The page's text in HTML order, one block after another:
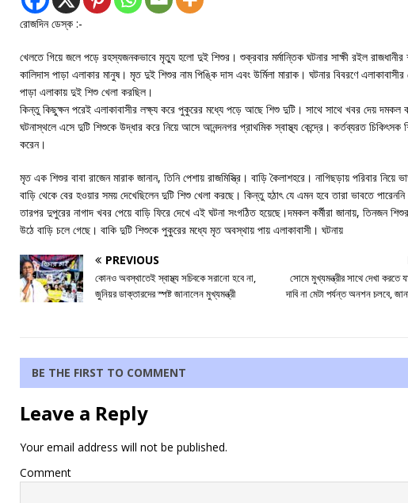
রোজদিন ডেস্ক :-
খেলতে গিয়ে জলে পড়ে রহস্যজনকভাবে মৃত্যু হলো দুই শিশুর। শুক্রবার মর্মান্তিক ঘটনার সাক্ষী রইল রাজধানীর
কালিদাস পাড়া এলাকার মানুষ। মৃত দুই শিশুর নাম পিঙ্কি দাস এবং উর্মিলা মারাক। ঘটনার বিবরণে
পাড়া এলাকায় দুই শিশু খেলা করছিল।
কিন্তু কিছুক্ষন পরেই এলাকাবাসীর লক্ষ্য করে পুকুরের মধ্যে পড়ে আছে শিশু দুটি। সাথে সাথে খবর দেয় দমকল
ঘটনাস্থলে এসে দুটি শিশুকে উদ্ধার করে নিয়ে আসে আনন্দনগর প্রাথমিক স্বাস্থ্য কেন্দ্রে। কর্তব্যরত চিকিৎসক
করেন।
মৃত এক শিশুর বাবা রাজেন মারাক জানান, তিনি পেশায় রাজমিস্ত্রি। বাড়ি কৈলাশহরে। নাগিছড়ায় পরিবার নিয়ে
বাড়ি থেকে বের হওয়ার সময় দেখেছিলেন দুটি শিশু খেলা করছে। কিন্তু হঠাৎ যে এমন হবে তারা ভাবতে
তারপর দুপুরের নাগাদ খবর পেয়ে বাড়ি ফিরে দেখে এই ঘটনা সংগঠিত হয়েছে।দমকল কর্মীরা জানায়, তিনজন
উঠে বাড়ি চলে গেছে। বাকি দুটি শিশুকে পুকুরের মধ্যে মৃত অবস্থায় পায় এলাকাবাসী। ঘটনায়
PREVIOUS
কোনও অবস্থাতেই স্বাস্থ্য সচিবকে সরানো হবে না,
জুনিয়র ডাক্তারদের স্পষ্ট জানালেন মুখ্যমন্ত্রী
সোমে মুখ্যমন্ত্রীর সাথে দেখা করতে
দাবি না মেটা পর্যন্ত অনশন চলবে,
BE THE FIRST TO COMMENT
Leave a Reply
Your email address will not be published.
Comment